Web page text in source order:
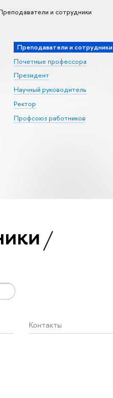
и сотрудники
Преподаватели и сотрудники
Почетные профессора
Президент
Научный руководитель
Ректор
Профсоюз работников
Контакты